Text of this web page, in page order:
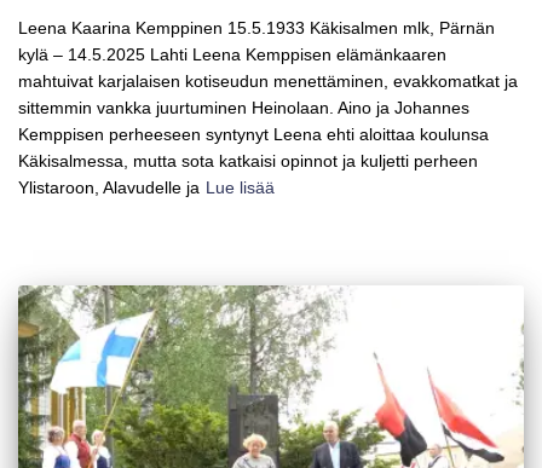
Leena Kaarina Kemppinen 15.5.1933 Käkisalmen mlk, Pärnän
kylä – 14.5.2025 Lahti Leena Kemppisen elämänkaaren
mahtuivat karjalaisen kotiseudun menettäminen, evakkomatkat ja
sittemmin vankka juurtuminen Heinolaan. Aino ja Johannes
Kemppisen perheeseen syntynyt Leena ehti aloittaa koulunsa
Käkisalmessa, mutta sota katkaisi opinnot ja kuljetti perheen
Ylistaroon, Alavudelle ja Lue lisää